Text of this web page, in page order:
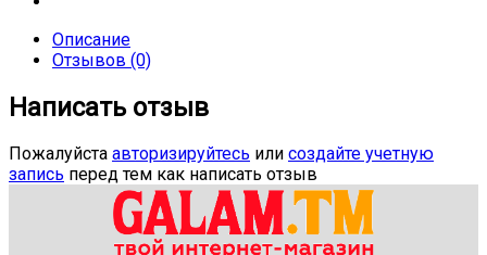
Описание
Отзывов (0)
Написать отзыв
Пожалуйста авторизируйтесь или создайте учетную
запись перед тем как написать отзыв